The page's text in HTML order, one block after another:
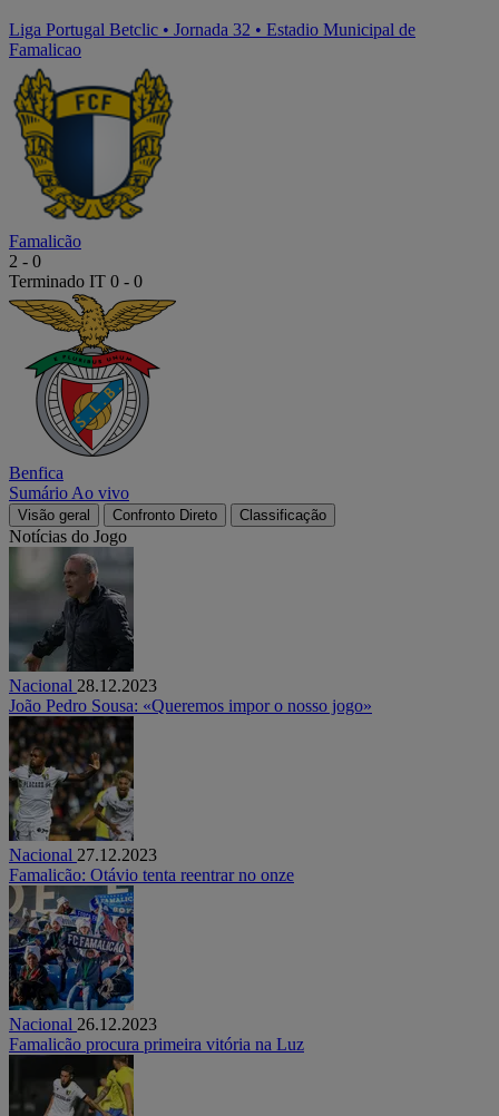
Liga Portugal Betclic • Jornada 32 • Estadio Municipal de
Famalicao
Famalicão
2 - 0
Terminado IT 0 - 0
Benfica
Sumário Ao vivo
Visão geral Confronto Direto Classificação
Notícias do Jogo
Nacional 28.12.2023
João Pedro Sousa: «Queremos impor o nosso jogo»
Nacional 27.12.2023
Famalicão: Otávio tenta reentrar no onze
Nacional 26.12.2023
Famalicão procura primeira vitória na Luz